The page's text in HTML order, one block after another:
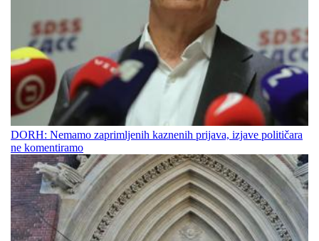
DORH: Nemamo zaprimljenih kaznenih prijava, izjave političara
ne komentiramo